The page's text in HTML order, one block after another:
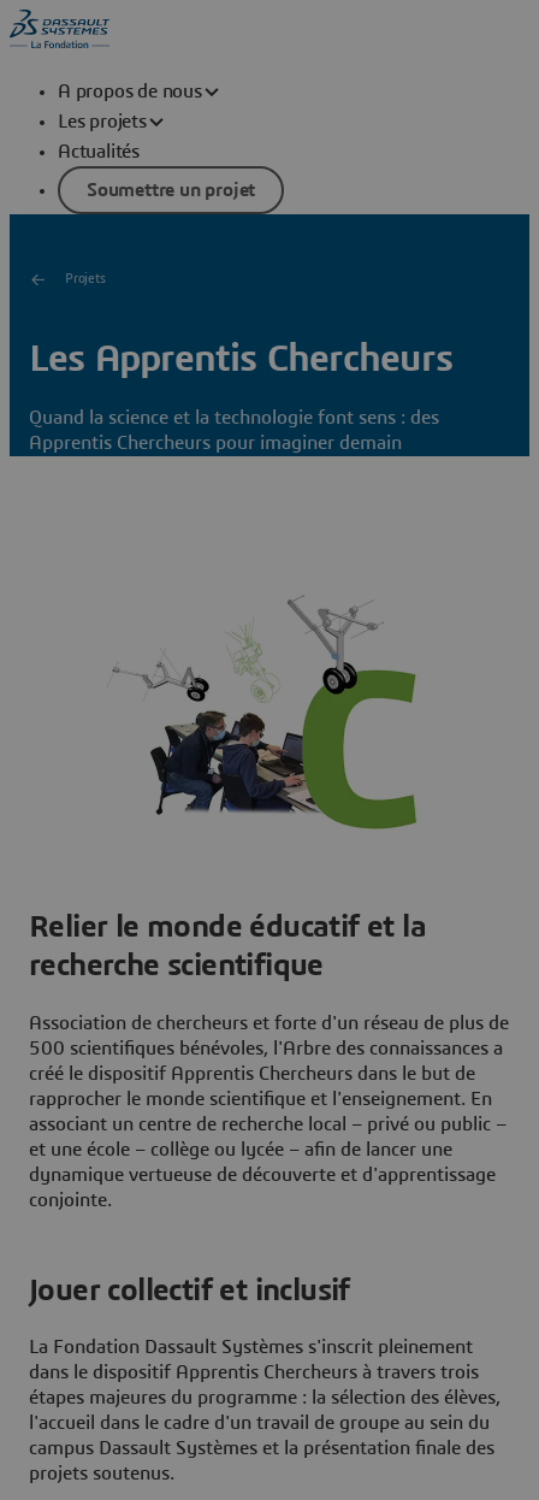
A propos de nous
Les projets
Actualités
Soumettre un projet
Projets
Les Apprentis Chercheurs
Quand la science et la technologie font sens : des
Apprentis Chercheurs pour imaginer demain
Relier le monde éducatif et la
recherche scientifique
Association de chercheurs et forte d'un réseau de plus de
500 scientifiques bénévoles, l'Arbre des connaissances a
créé le dispositif Apprentis Chercheurs dans le but de
rapprocher le monde scientifique et l'enseignement. En
associant un centre de recherche local – privé ou public –
et une école – collège ou lycée – afin de lancer une
dynamique vertueuse de découverte et d'apprentissage
conjointe.
Jouer collectif et inclusif
La Fondation Dassault Systèmes s'inscrit pleinement
dans le dispositif Apprentis Chercheurs à travers trois
étapes majeures du programme : la sélection des élèves,
l'accueil dans le cadre d'un travail de groupe au sein du
campus Dassault Systèmes et la présentation finale des
projets soutenus.